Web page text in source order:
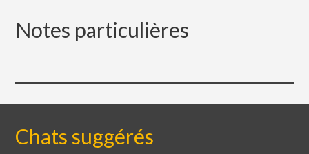
Notes particulières
Chats suggérés